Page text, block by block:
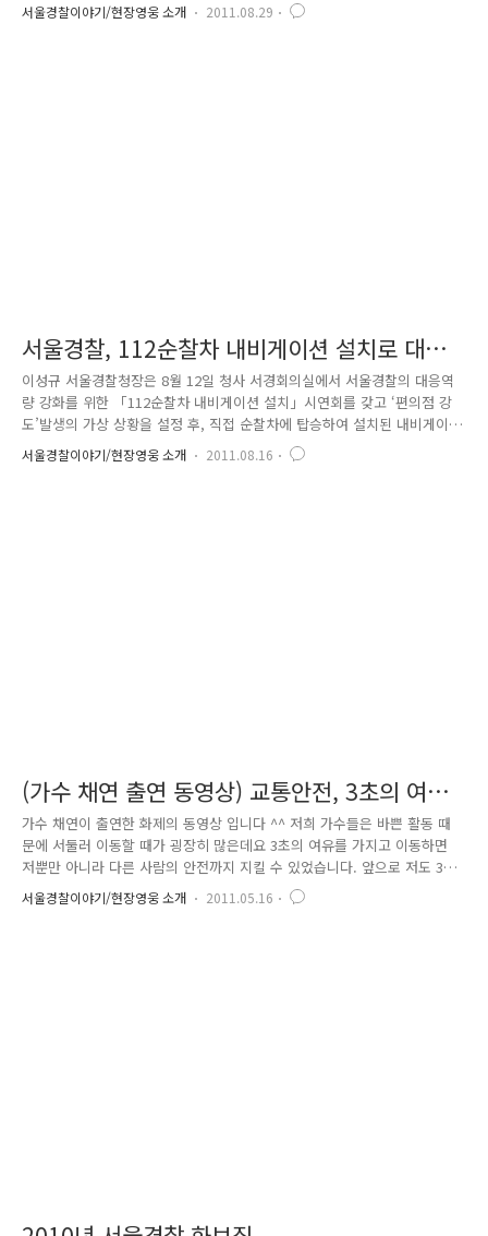
서울경찰이야기/현장영웅 소개 2011.08.29
서울경찰, 112순찰차 내비게이션 설치로 대응
역량 강화
이성규 서울경찰청장은 8월 12일 청사 서경회의실에서 서울경찰의 대응역
량 강화를 위한 「112순찰차 내비게이션 설치」시연회를 갖고 ‘편의점 강
도’발생의 가상 상황을 설정 후, 직접 순찰차에 탑승하여 설치된 내비게이
션을 이용한 신고 처리과정을 점검했습니다. 이번 112순찰차 내비게이션
설치로 서울경찰청 112신고센터에서 해당경찰서 까지만 구축되어 있던
서울경찰이야기/현장영웅 소개 2011.08.16
(가수 채연 출연 동영상) 교통안전, 3초의 여유,
행복의 시작
가수 채연이 출연한 화제의 동영상 입니다 ^^ 저희 가수들은 바쁜 활동 때
문에 서둘러 이동할 때가 굉장히 많은데요 3초의 여유를 가지고 이동하면
저뿐만 아니라 다른 사람의 안전까지 지킬 수 있었습니다. 앞으로 저도 3초
의 여유를 가지고 저뿐만 아니라 다른 사람들의 안전을 지키면서 더욱더
좋은 모습 보여 드리도록 하겠습니다 교통안전, 3초의 여유, 행복시작입니
서울경찰이야기/현장영웅 소개 2011.05.16